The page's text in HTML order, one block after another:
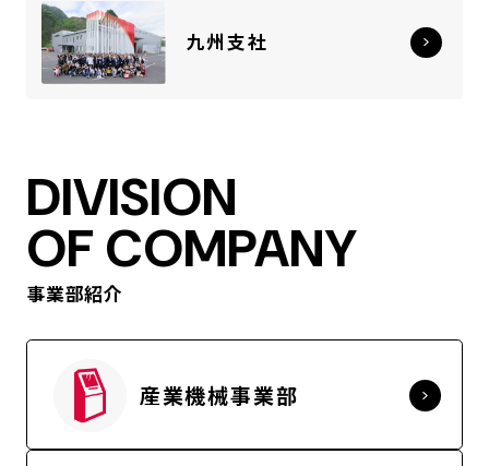
九州支社
DIVISION
OF COMPANY
事業部紹介
産業機械事業部